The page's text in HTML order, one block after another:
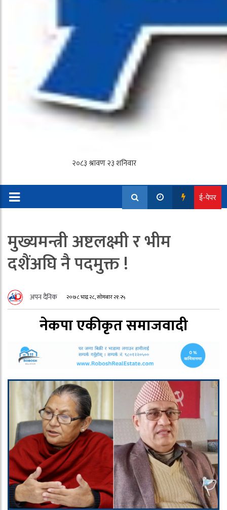
ई-पेपर
मुख्यमन्त्री अष्टलक्ष्मी र भीम
दशैंअघि नै पदमुक्त !
अपन दैनिक २०७८ भाद्र २८, सोमबार २१:२५
नेकपा एकीकृत समाजवादी